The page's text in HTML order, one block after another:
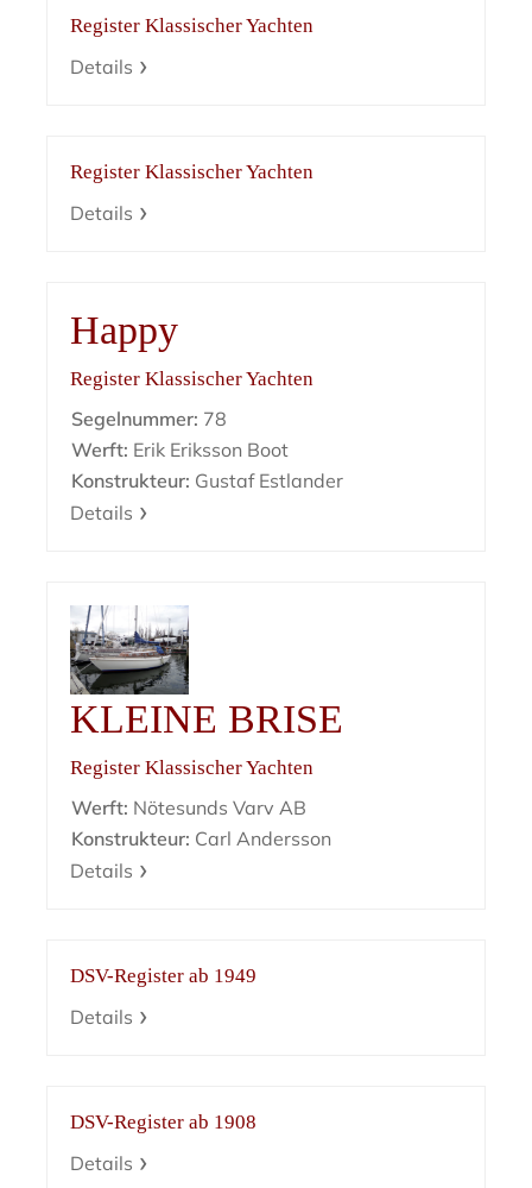
Register Klassischer Yachten
Details
Register Klassischer Yachten
Details
Happy
Register Klassischer Yachten
Segelnummer: 78
Werft: Erik Eriksson Boot
Konstrukteur: Gustaf Estlander
Details
KLEINE BRISE
Register Klassischer Yachten
Werft: Nötesunds Varv AB
Konstrukteur: Carl Andersson
Details
DSV-Register ab 1949
Details
DSV-Register ab 1908
Details